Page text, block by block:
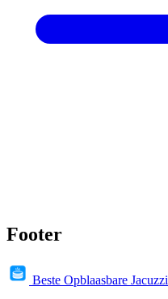
Footer
Beste Opblaasbare Jacuzzi